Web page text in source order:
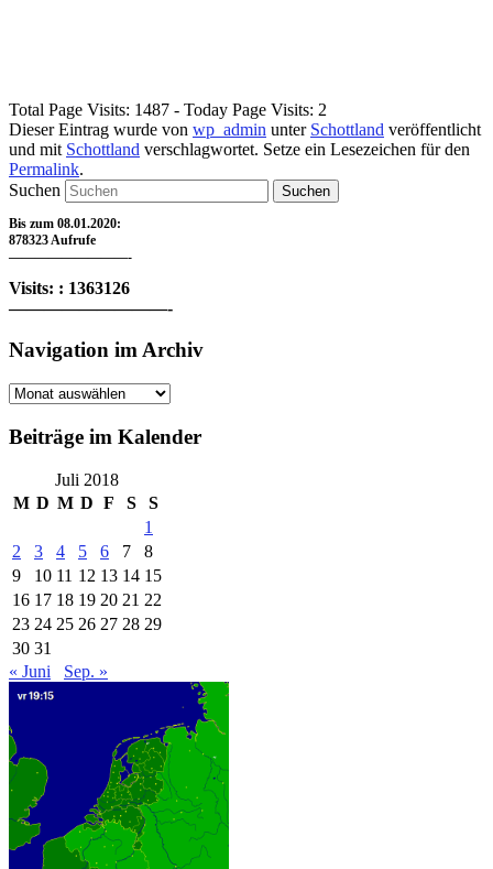
Total Page Visits: 1487 - Today Page Visits: 2
Dieser Eintrag wurde von wp_admin unter Schottland veröffentlicht
und mit Schottland verschlagwortet. Setze ein Lesezeichen für den
Permalink.
Suchen
Bis zum 08.01.2020:
878323 Aufrufe
—————————-
Visits: : 1363126
—————————-
Navigation im Archiv
Navigation
Archiv
Beiträge im Kalender
Juli 2018
M D M D F S
S
1
2
3 4 5 6 7
8
9
10 11 12 13 14 15
16 17 18 19 20 21 22
23 24 25 26 27 28 29
30 31
« Juni
Sep. »